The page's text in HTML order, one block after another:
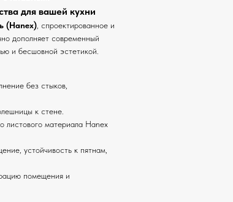
для вашей кухни
(Hanex) , спроектированное и
дополняет современный
и бесшовной эстетикой.
без стыков,
к стене.
листового материала Hanex
устойчивость к пятнам,
помещения и